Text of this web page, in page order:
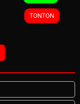
2024
TONTON